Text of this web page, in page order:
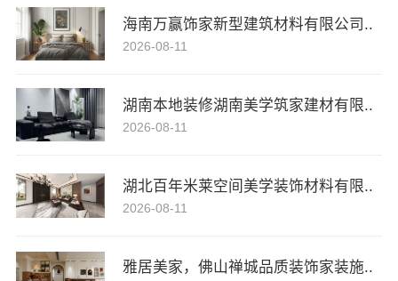
海南万赢饰家新型建筑材料有限公司..
2026-08-11
湖南本地装修湖南美学筑家建材有限..
2026-08-11
湖北百年米莱空间美学装饰材料有限..
2026-08-11
雅居美家，佛山禅城品质装饰家装施..